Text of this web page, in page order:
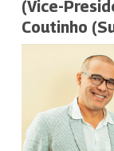
(Vice-
Coutinho